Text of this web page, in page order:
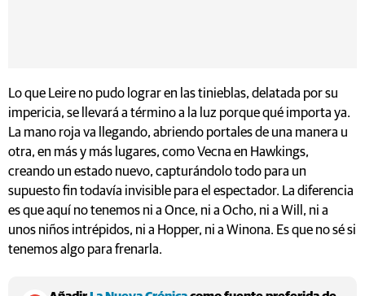
Lo que Leire no pudo lograr en las tinieblas, delatada por su
impericia, se llevará a término a la luz porque qué importa ya.
La mano roja va llegando, abriendo portales de una manera u
otra, en más y más lugares, como Vecna en Hawkings,
creando un estado nuevo, capturándolo todo para un
supuesto fin todavía invisible para el espectador. La diferencia
es que aquí no tenemos ni a Once, ni a Ocho, ni a Will, ni a
unos niños intrépidos, ni a Hopper, ni a Winona. Es que no sé si
tenemos algo para frenarla.